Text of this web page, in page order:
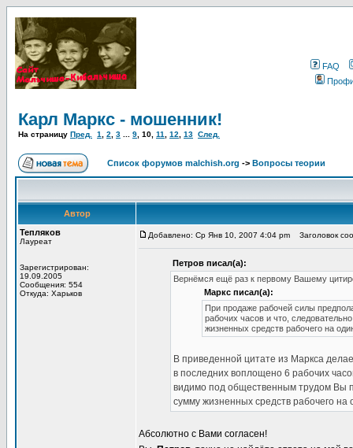
FAQ
Карл Маркс - мошенник!
На страницу Пред. 1 2 3 9 10 11 12 13 След.
Список форумов malchish.org -> Вопросы теории
Автор
Тепляков
Лауреат
Зарегистрирован:
19.09.2005
Сообщения: 554
Откуда: Харьков
Добавлено: Ср Янв 10, 2007 4:04 pm Заголовок
Петров писал(а):
Вернёмся ещё раз к первому Вашему
Маркс писал(а):
При продаже рабочей силы
рабочих часов и что,
жизненных средств рабочего на
В приведенной цитате из Маркса
в последних воплощено 6 рабочих
видимо под общественным трудом Вы
сумму жизненных средств рабочего
Абсолютно с Вами согласен!